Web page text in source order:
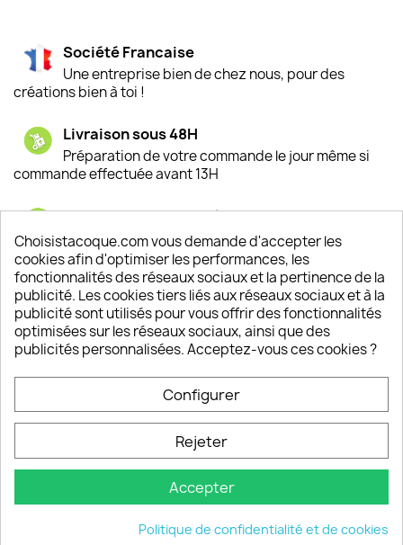
Société Francaise
Une entreprise bien de chez nous, pour des
créations bien à toi !
Livraison sous 48H
Préparation de votre commande le jour même si
commande effectuée avant 13H
Satisfaction de nos clients
Depuis 2009, entre 92% et 94% de nos clients
sont satisfaits de nos produits
Un SAV à votre écoute
Notre SAV est disponible 6/7J de 10h à 18H
keyboard_arrow_down
Choisistacoque.com vous demande d'accepter les
cookies afin d'optimiser les performances, les
fonctionnalités des réseaux sociaux et la pertinence de la
publicité. Les cookies tiers liés aux réseaux sociaux et à la
publicité sont utilisés pour vous offrir des fonctionnalités
optimisées sur les réseaux sociaux, ainsi que des
publicités personnalisées. Acceptez-vous ces cookies ?
Configurer
Rejeter
Accepter
Politique de confidentialité et de cookies